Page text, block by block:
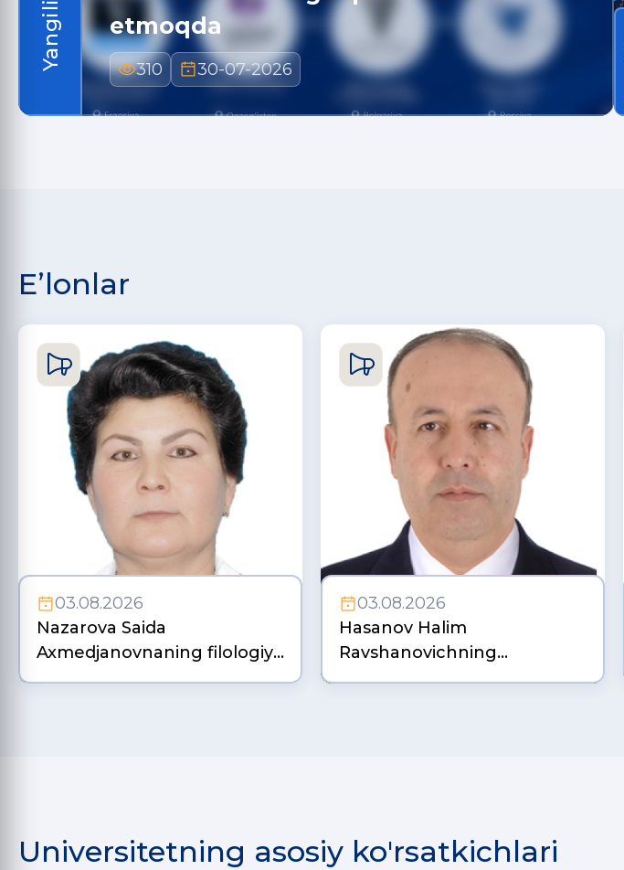
etmoqda
310 30-07-2026
E’lonlar
03.08.2026
Nazarova Saida
Axmedjanovnaning filologiya
fanlari doktori (DSc) diss…
03.08.2026
Hasanov Halim
Ravshanovichning
pedagogika fanlari bo‘yicha
Universitetning asosiy ko'rsatkichlari